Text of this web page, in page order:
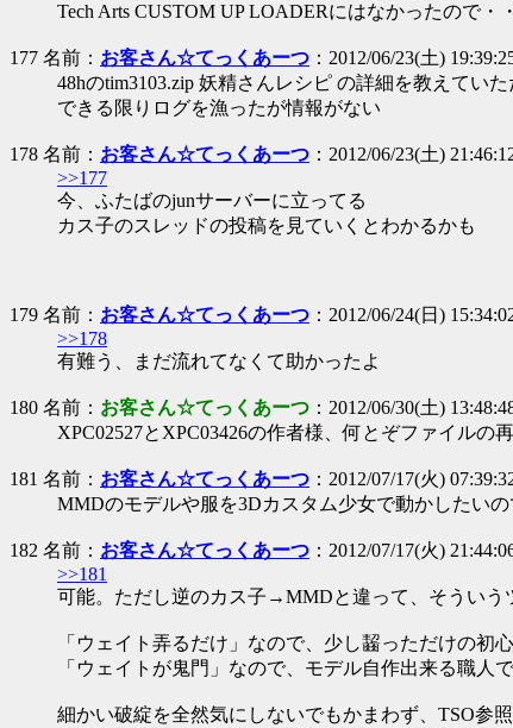
Tech Arts CUSTOM UP LOADERにはなかったので・
177 名前： お客さん☆てっくあーつ ：2012/06/23(土)
48hのtim3103.zip 妖精さんレシピ の詳細を教えてい
できる限りログを漁ったが情報がない
178 名前： お客さん☆てっくあーつ ：2012/06/23(土)
>>177
今、ふたばのjunサーバーに立ってる
カス子のスレッドの投稿を見ていくとわかるかも
179 名前： お客さん☆てっくあーつ ：2012/06/24(日)
>>178
有難う、まだ流れてなくて助かったよ
180 名前： お客さん☆てっくあーつ ：2012/06/30(土)
XPC02527とXPC03426の作者様、何とぞファイルの
181 名前： お客さん☆てっくあーつ ：2012/07/17(火)
MMDのモデルや服を3Dカスタム少女で動かしたい
182 名前： お客さん☆てっくあーつ ：2012/07/17(火)
>>181
可能。ただし逆のカス子→MMDと違って、そういう
「ウェイト弄るだけ」なので、少し齧っただけの初
「ウェイトが鬼門」なので、モデル自作出来る職人
細かい破綻を全然気にしないでもかまわず、TSO参